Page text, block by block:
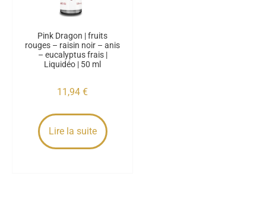
Pink Dragon | fruits
rouges – raisin noir – anis
– eucalyptus frais |
Liquidéo | 50 ml
11,94 €
Lire la suite